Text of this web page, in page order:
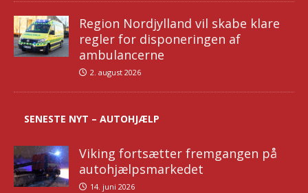
Region Nordjylland vil skabe klare
regler for disponeringen af
ambulancerne
2. august 2026
SENESTE NYT – AUTOHJÆLP
Viking fortsætter fremgangen på
autohjælpsmarkedet
14. juni 2026